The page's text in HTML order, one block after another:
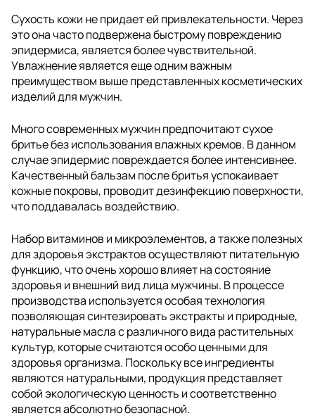
Сухость кожи не придает ей привлекательности. Через
это она часто подвержена быстрому повреждению
эпидермиса, является более чувствительной.
Увлажнение является еще одним важным
преимуществом выше представленных косметических
изделий для мужчин.
Много современных мужчин предпочитают сухое
бритье без использования влажных кремов. В данном
случае эпидермис повреждается более интенсивнее.
Качественный бальзам после бритья успокаивает
кожные покровы, проводит дезинфекцию поверхности,
что поддавалась воздействию.
Набор витаминов и микроэлементов, а также полезных
для здоровья экстрактов осуществляют питательную
функцию, что очень хорошо влияет на состояние
здоровья и внешний вид лица мужчины. В процессе
производства используется особая технология
позволяющая синтезировать экстракты и природные,
натуральные масла с различного вида растительных
культур, которые считаются особо ценными для
здоровья организма. Поскольку все ингредиенты
являются натуральными, продукция представляет
собой экологическую ценность и соответственно
является абсолютно безопасной.